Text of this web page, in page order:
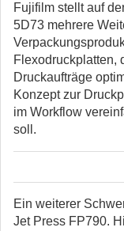
Fujifilm stellt auf
5D73 mehrere
Flexodruckplatten,
Druckaufträge
Konzept zur
im Workflow
soll.
Ein weiterer
Jet Press FP790.